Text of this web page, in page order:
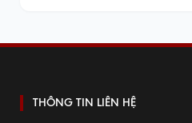
THÔNG TIN LIÊN HỆ